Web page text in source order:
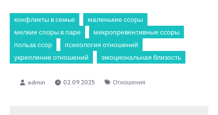
конфликты в семье
маленькие ссоры
мелкие споры в паре
микропревентивные ссоры
польза ссор
психология отношений
укрепление отношений
эмоциональная близость
02.09.2025 Отношения